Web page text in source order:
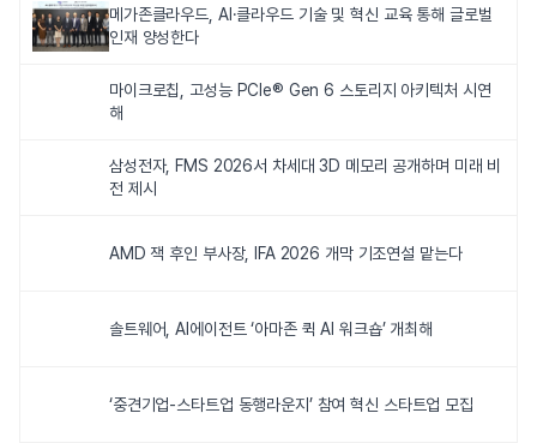
메가존클라우드, AI·클라우드 기술 및 혁신 교육 통해 글로벌
인재 양성한다
마이크로칩, 고성능 PCIe® Gen 6 스토리지 아키텍처 시연
해
삼성전자, FMS 2026서 차세대 3D 메모리 공개하며 미래 비
전 제시
AMD 잭 후인 부사장, IFA 2026 개막 기조연설 맡는다
솔트웨어, AI에이전트 ‘아마존 퀵 AI 워크숍’ 개최해
‘중견기업-스타트업 동행라운지’ 참여 혁신 스타트업 모집